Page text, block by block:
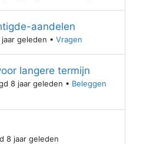
aandelen
geleden • Vragen
langere termijn
8 jaar geleden • Beleggen
8 jaar geleden